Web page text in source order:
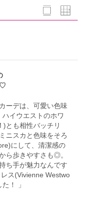
♡
ーデは、可愛い色味
イウエストのホワ
)とも相性バッチリ
ニスカと色味をそろ
にして、清潔感の
ら歩きやすさも◎。
ち手が魅力なんです
ス(Vivienne Westwo
！ 」